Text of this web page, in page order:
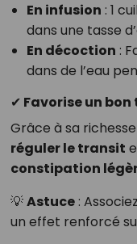
En infusion : 1
dans une tasse
En décoction :
dans de l’eau
✔ Favorise un
Grâce à sa
réguler le transit
constipation
💡Astuce:
un effet renforcé